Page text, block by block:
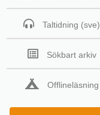
Taltidning (sve)
Sökbart arkiv
Offlineläsning